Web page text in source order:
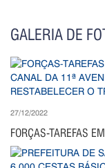
GALERIA DE
27/12/2022
FORÇAS-TAREFAS